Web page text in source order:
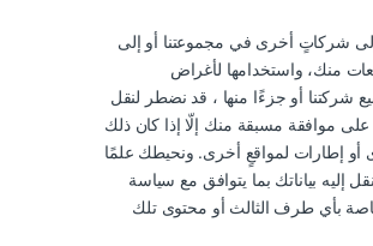
شركاتٍ أخرى في مجموعتنا أو إلى
منك، واستخدامها لأغراض
شركتنا أو جزءًا منها ، قد نضطر لنقل
موافقة مسبقة منك إلّا إذا كان ذلك
أو إطارات لمواقعٍ أخرى. ونحيطك علمًا
بياناتك بما يتوافق مع سياسة
بأي طرف الثالث أو محتوى تلك